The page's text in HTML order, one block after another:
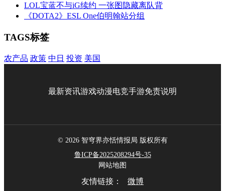
LOL宝蓝不与iG续约 一张图隐藏离队背
《DOTA2》ESL One伯明翰站分组
TAGS标签
农产品 政策 中日 投资 美国
最新资讯游戏动漫电竞手游免责说明
© 2026 智穹界亦恬情报局 版权所有
鲁ICP备2025208294号-35
网站地图
友情链接： 微博